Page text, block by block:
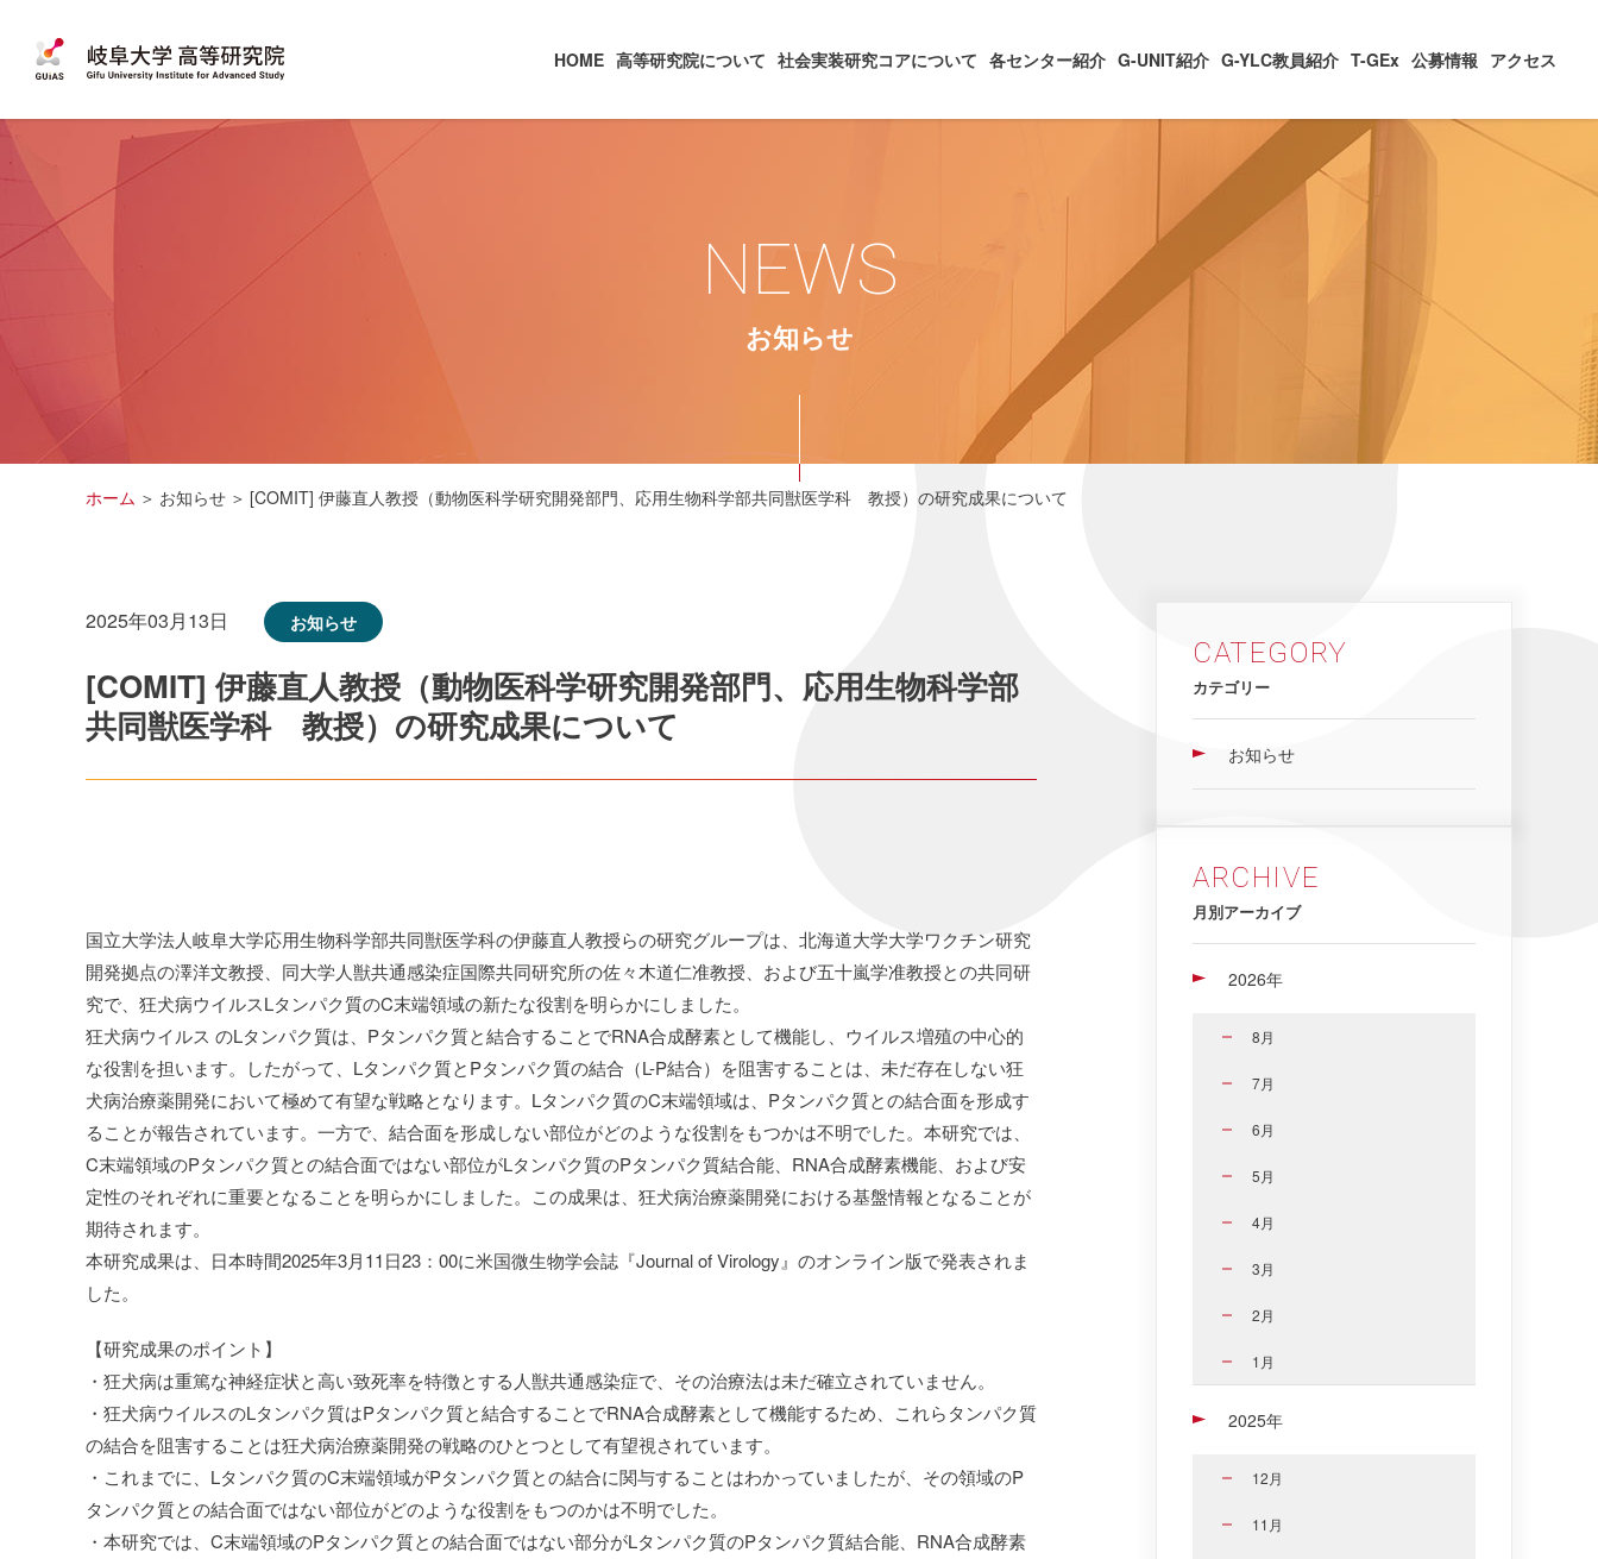
HOME 高等研究院について 社会実装研究コアについて 各センター紹介 G-UNIT紹介 G-YLC教員紹介 T-GEx 公募情報 アクセス
お知らせ
NEWS
ホーム お知らせ [COMIT] 伊藤直人教授（動物医科学研究開発部門、応用生物科学部共同獣医学科 教授）の研究成果について
2025年03月13日 お知らせ
[COMIT] 伊藤直人教授（動物医科学研究開発部門、応用生物科学部
共同獣医学科 教授）の研究成果について
国立大学法人岐阜大学応用生物科学部共同獣医学科の伊藤直人教授らの研究グループは、北海道大学大学ワクチン研究
開発拠点の澤洋文教授、同大学人獣共通感染症国際共同研究所の佐々木道仁准教授、および五十嵐学准教授との共同研
究で、狂犬病ウイルスLタンパク質のC末端領域の新たな役割を明らかにしました。
狂犬病ウイルス のLタンパク質は、Pタンパク質と結合することでRNA合成酵素として機能し、ウイルス増殖の中心的
な役割を担います。したがって、Lタンパク質とPタンパク質の結合（L-P結合）を阻害することは、未だ存在しない狂
犬病治療薬開発において極めて有望な戦略となります。Lタンパク質のC末端領域は、Pタンパク質との結合面を形成す
ることが報告されています。一方で、結合面を形成しない部位がどのような役割をもつかは不明でした。本研究では、
C末端領域のPタンパク質との結合面ではない部位がLタンパク質のPタンパク質結合能、RNA合成酵素機能、および安
定性のそれぞれに重要となることを明らかにしました。この成果は、狂犬病治療薬開発における基盤情報となることが
期待されます。
本研究成果は、日本時間2025年3月11日23：00に米国微生物学会誌『Journal of Virology』のオンライン版で発表されま
した。
【研究成果のポイント】
・狂犬病は重篤な神経症状と高い致死率を特徴とする人獣共通感染症で、その治療法は未だ確立されていません。
・狂犬病ウイルスのLタンパク質はPタンパク質と結合することでRNA合成酵素として機能するため、これらタンパク質
の結合を阻害することは狂犬病治療薬開発の戦略のひとつとして有望視されています。
・これまでに、Lタンパク質のC末端領域がPタンパク質との結合に関与することはわかっていましたが、その領域のP
タンパク質との結合面ではない部位がどのような役割をもつのかは不明でした。
・本研究では、C末端領域のPタンパク質との結合面ではない部分がLタンパク質のPタンパク質結合能、RNA合成酵素
CATEGORY
カテゴリー
お知らせ
ARCHIVE
月別アーカイブ
2026年
8月
7月
6月
5月
4月
3月
2月
1月
2025年
12月
11月